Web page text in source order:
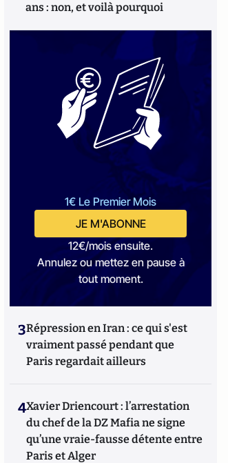
ans : non, et voilà pourquoi
1€ Le Premier Mois
JE M'ABONNE
12€/mois ensuite.
Annulez ou mettez en pause à
tout moment.
3Répression en Iran : ce qui s'est
vraiment passé pendant que
Paris regardait ailleurs
4Xavier Driencourt : l’arrestation
du chef de la DZ Mafia ne signe
qu’une vraie-fausse détente entre
Paris et Alger